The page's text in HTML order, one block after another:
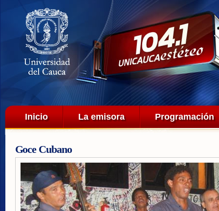
Menú principal
Inicio La emisora Programación
Goce Cubano